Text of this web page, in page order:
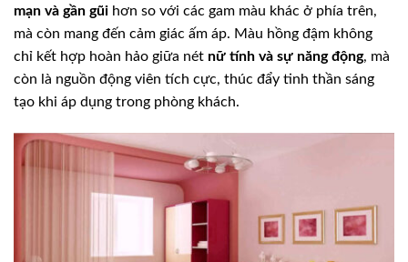
mạn và gần gũi hơn so với các gam màu khác ở phía trên,
mà còn mang đến cảm giác ấm áp. Màu hồng đậm không
chỉ kết hợp hoàn hảo giữa nét nữ tính và sự năng động, mà
còn là nguồn động viên tích cực, thúc đẩy tinh thần sáng
tạo khi áp dụng trong phòng khách.